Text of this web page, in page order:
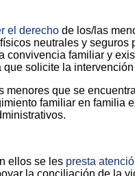
el derecho de los/las
neutrales y seguros
convivencia familiar y
solicite la
menores que se
familiar en familia
ellos se les presta
la conciliación de la